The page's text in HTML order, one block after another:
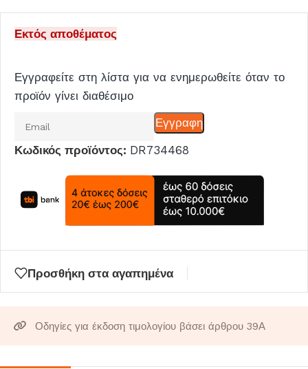
Εκτός αποθέματος
Εγγραφείτε στη λίστα για να ενημερωθείτε όταν το
προϊόν γίνει διαθέσιμο
email
για
να
αναμονής
αυτό
Εγγραφη
Κωδικός προϊόντος: DR734468
Προσθήκη στα αγαπημένα
Οδηγίες για έκδοση τιμολογίου βάσει άρθρου 39Α